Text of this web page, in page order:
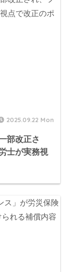
2025.09.22 Mon
部改正さ
士が実務視